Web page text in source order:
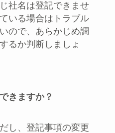
社名は登記できませ
いる場合はトラブル
ので、あらかじめ調
るか判断しましょ
きますか？
し、登記事項の変更